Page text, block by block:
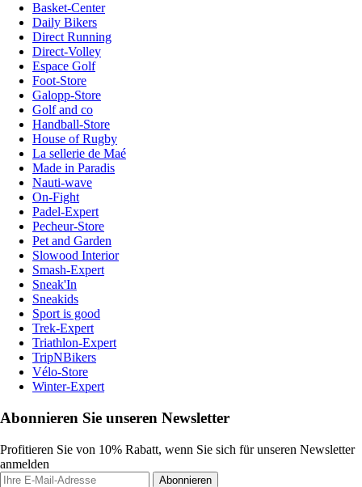
Basket-Center
Daily Bikers
Direct Running
Direct-Volley
Espace Golf
Foot-Store
Galopp-Store
Golf and co
Handball-Store
House of Rugby
La sellerie de Maé
Made in Paradis
Nauti-wave
On-Fight
Padel-Expert
Pecheur-Store
Pet and Garden
Slowood Interior
Smash-Expert
Sneak'In
Sneakids
Sport is good
Trek-Expert
Triathlon-Expert
TripNBikers
Vélo-Store
Winter-Expert
Abonnieren Sie unseren Newsletter
Profitieren Sie von 10% Rabatt, wenn Sie sich für unseren Newsletter
anmelden
Abonnieren